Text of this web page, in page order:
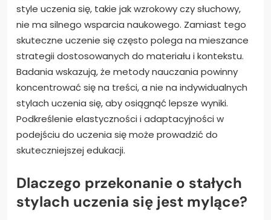
style uczenia się, takie jak wzrokowy czy słuchowy,
nie ma silnego wsparcia naukowego. Zamiast tego
skuteczne uczenie się często polega na mieszance
strategii dostosowanych do materiału i kontekstu.
Badania wskazują, że metody nauczania powinny
koncentrować się na treści, a nie na indywidualnych
stylach uczenia się, aby osiągnąć lepsze wyniki.
Podkreślenie elastyczności i adaptacyjności w
podejściu do uczenia się może prowadzić do
skuteczniejszej edukacji.
Dlaczego przekonanie o stałych
stylach uczenia się jest mylące?